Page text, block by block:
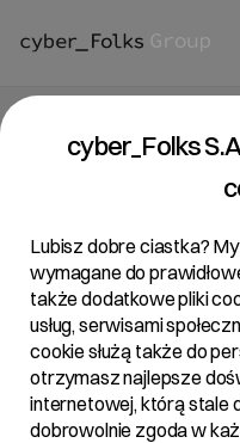
Raport
Temat:
Treść uchwał
Zgromadzenie R22
cyber_Folks
Lubisz dobre ciastka?
wymagane do
także dodatkowe pliki
usług, serwisami
cookie służą także do
otrzymasz najlepsze
internetowej, którą stale
dobrowolnie zgoda w